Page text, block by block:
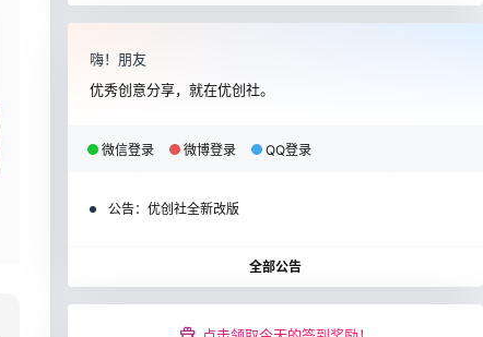
嗨！朋友
优秀创意分享，就在优创社。
微信登录 微博登录 QQ登录
公告： 优创社全新改版
全部公告